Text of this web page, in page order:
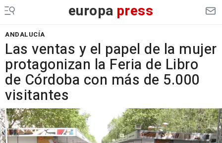
europa press
ANDALUCÍA
Las ventas y el papel de la mujer
protagonizan la Feria de Libro
de Córdoba con más de 5.000
visitantes